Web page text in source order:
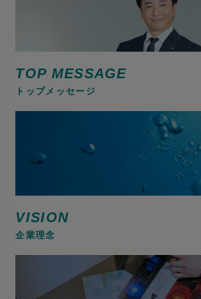
TOP MESSAGE
トップメッセージ
VISION
企業理念